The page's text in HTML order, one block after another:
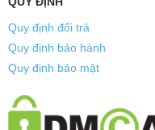
Quy định đổi trả
Quy định bảo hành
Quy định bảo mật